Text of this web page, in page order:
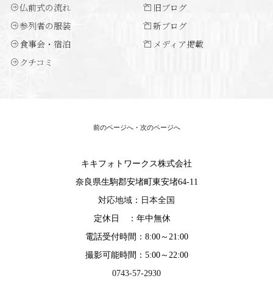
仏前式の流れ
参列者の服装
食事会・宿泊
クチコミ
旧ブログ
新ブログ
メディア掲載
前のページへ・ 次のページへ
キキフォトワークス株式会社
奈良県生駒郡安堵町東安堵64-11
対応地域 ： 日本全国
定休日 ：年中無休
電話受付時間：8:00～21:00
撮影可能時間：5:00～22:00
0743-57-2930